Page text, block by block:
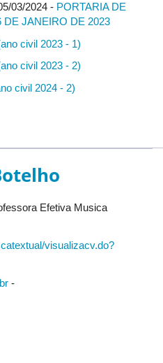
03/2024 - PORTARIA DE
DE JANEIRO DE 2023
civil 2023 - 1)
civil 2023 - 2)
civil 2024 - 2)
Efetiva Musica
visualizacv.do?
-